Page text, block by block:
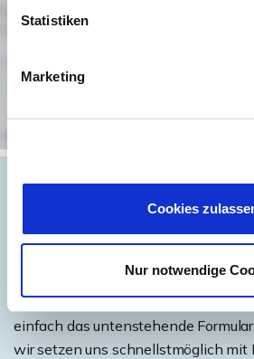
Statistiken
Marketing
Cookies
Nur notwendige
Objektanfrage
Sie haben noch Fragen zu dem
einen Besichtigungstermin
einfach das untenstehende
wir setzen uns schnellstmöglich mit